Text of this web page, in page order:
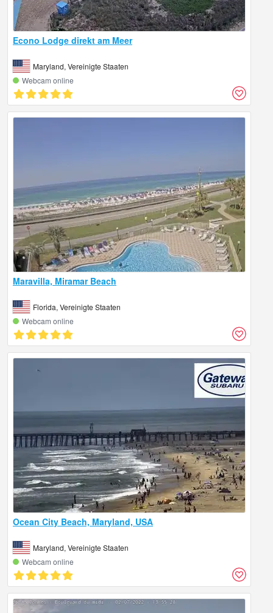
Econo Lodge direkt am Meer
Maryland, Vereinigte Staaten
Webcam online
Maravilla, Miramar Beach
Florida, Vereinigte Staaten
Webcam online
Ocean City Beach, Maryland, USA
Maryland, Vereinigte Staaten
Webcam online